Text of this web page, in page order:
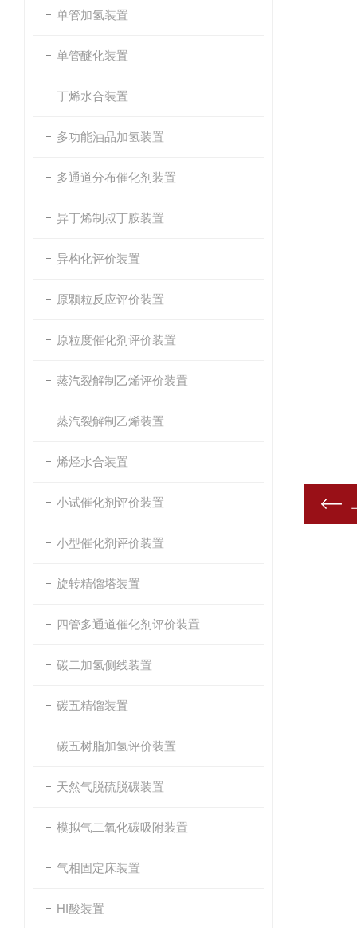
单管加氢装置
单管醚化装置
丁烯水合装置
多功能油品加氢装置
多通道分布催化剂装置
异丁烯制叔丁胺装置
异构化评价装置
原颗粒反应评价装置
原粒度催化剂评价装置
蒸汽裂解制乙烯评价装置
蒸汽裂解制乙烯装置
烯烃水合装置
小试催化剂评价装置
小型催化剂评价装置
旋转精馏塔装置
四管多通道催化剂评价装置
碳二加氢侧线装置
碳五精馏装置
碳五树脂加氢评价装置
天然气脱硫脱碳装置
模拟气二氧化碳吸附装置
气相固定床装置
HI酸装置